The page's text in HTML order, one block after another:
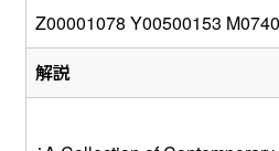
Z00001078 Y00500153
解説